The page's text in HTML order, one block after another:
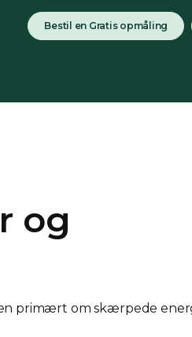
Bestil en Gratis opmåling
og
primært om skærpede